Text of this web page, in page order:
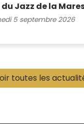
Jazz de la
5 septembre 2026
toutes les